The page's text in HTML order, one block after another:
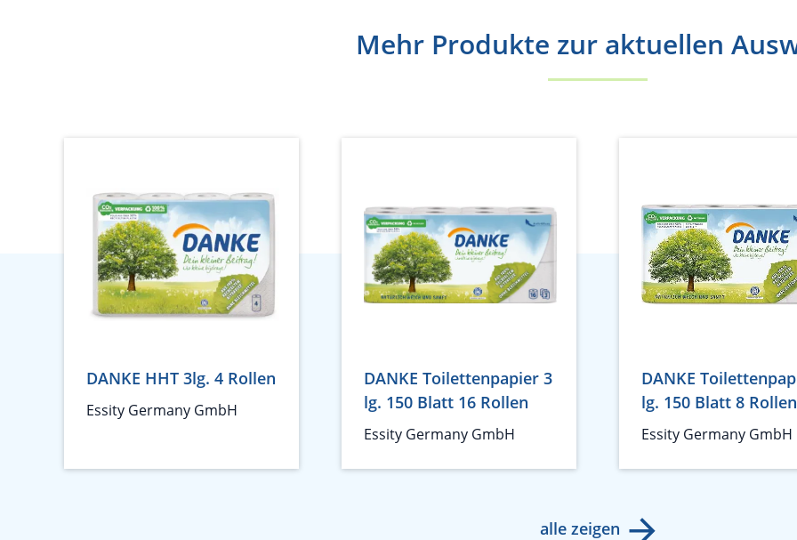
Mehr Produkte zur aktuellen
DANKE HHT 3lg. 4 Rollen
Essity Germany GmbH
DANKE Toilettenpapier 3
lg. 150 Blatt 16 Rollen
Essity Germany GmbH
DANKE
lg. 150 Blatt 8 Rollen
Essity Germany GmbH
alle zeigen